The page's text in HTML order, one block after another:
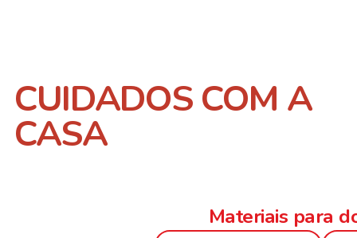
CUIDADOS COM A
CASA
Materiais para